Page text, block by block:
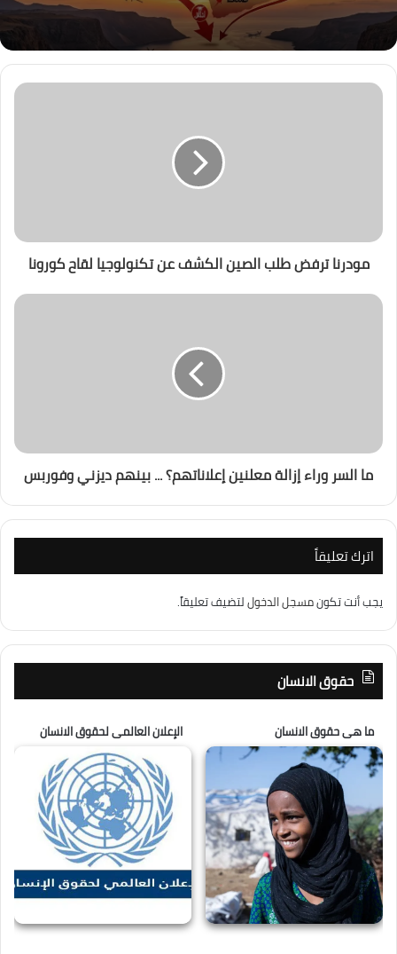
مودرنا ترفض طلب الصين الكشف عن تكنولوجيا لقاح كورونا
ما السر وراء إزالة معلنين إعلاناتهم؟ ... بينهم ديزني وفوربس
اترك تعليقاً
يجب أنت تكونمسجل الدخوللتضيف تعليقاً.
حقوق الانسان
ما هى حقوق الانسان الإعلان العالمى لحقوق الانسان